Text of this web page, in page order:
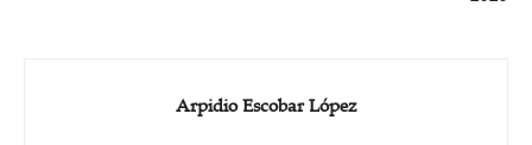
Arpidio Escobar López